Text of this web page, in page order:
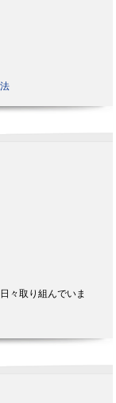
々取り組んでいま